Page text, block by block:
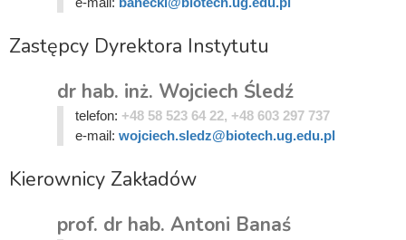
Zastępcy Dyrektora Instytutu
dr hab. inż. Wojciech Śledź
telefon: +48 58 523 64 22, +48 603 297 737
e-mail: wojciech.sledz@biotech.ug.edu.pl
Kierownicy Zakładów
prof. dr hab. Antoni Banaś